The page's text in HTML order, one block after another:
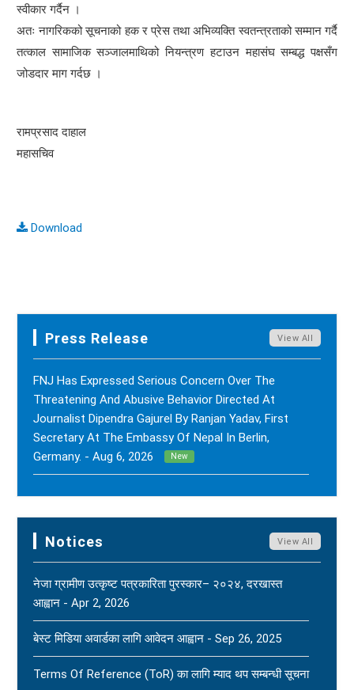
स्वीकार गर्दैन ।
अतः नागरिकको सूचनाको हक र प्रेस तथा अभिव्यक्ति स्वतन्त्रताको सम्मान गर्दै
तत्काल सामाजिक सञ्जालमाथिको नियन्त्रण हटाउन महासंघ सम्बद्ध पक्षसँग
जोडदार माग गर्दछ ।
रामप्रसाद दाहाल
महासचिव
Download
Press Release View All
FNJ Has Expressed Serious Concern Over The
Threatening And Abusive Behavior Directed At
Journalist Dipendra Gajurel By Ranjan Yadav, First
Secretary At The Embassy Of Nepal In Berlin,
Germany. - Aug 6, 2026
New
Sushil Kumar Khadka, Editor Of Nepal Karma Online,
Through Social Media And Certain Online News
Outlets. - Aug 2, 2026
(FNJ) Is Deeply Shocked And Saddened By The
Tragic News Of The Bereavement Faced By
Naridatta Badu, President Of The FNJ Baitadi
Branch, Following The Passing Of His Father. - Aug
2, 2026
New
Notices View All
नेजा ग्रामीण उत्कृष्ट पत्रकारिता पुरस्कार– २०२४, दरखास्त
आह्वान - Apr 2, 2026
बेस्ट मिडिया अवार्डका लागि आवेदन आह्वान - Sep 26, 2025
Terms Of Reference (ToR) का लागि म्याद थप सम्बन्धी सूचना